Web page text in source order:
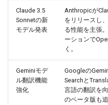
2026-06-16
2026-06-14
2026-06-13
Claude 3.5
Sonnetの新
モデル発表
Anthropicが
をリリースし
る性能を主張
ーションで
く。
Geminiモデ
ル翻訳機能
強化
Googleの
Searchと
言語の翻訳を
のベータ版も